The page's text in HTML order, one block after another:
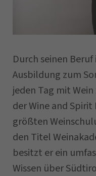
Durch seinen
Ausbildung zum
jeden Tag mit
der Wine and
größten
den Titel
besitzt er ein
Wissen über
Nachname
Postleitzahl